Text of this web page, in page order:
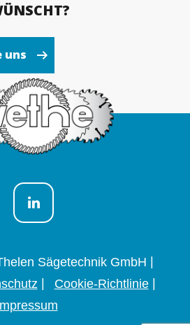
uns
Sägetechnik GmbH
Cookie-Richtlinie